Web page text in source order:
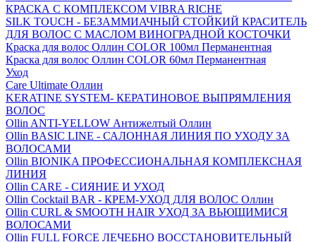
КРАСКА С КОМПЛЕКСОМ VIBRA RICHE
SILK TOUCH - БЕЗАММИАЧНЫЙ СТОЙКИЙ КРАСИТЕЛЬ
ДЛЯ ВОЛОС С МАСЛОМ ВИНОГРАДНОЙ КОСТОЧКИ
Краска для волос Оллин COLOR 100мл Перманентная
Краска для волос Оллин COLOR 60мл Перманентная
Уход
Care Ultimate Оллин
KERATINE SYSTEM- КЕРАТИНОВОЕ ВЫПРЯМЛЕНИЯ
ВОЛОС
Ollin ANTI-YELLOW Антижелтый Оллин
Ollin BASIC LINE - САЛОННАЯ ЛИНИЯ ПО УХОДУ ЗА
ВОЛОСАМИ
Ollin BIONIKA ПРОФЕССИОНАЛЬНАЯ КОМПЛЕКСНАЯ
ЛИНИЯ
Ollin CARE - СИЯНИЕ И УХОД
Ollin Cocktail BAR - КРЕМ-УХОД ДЛЯ ВОЛОС Оллин
Ollin CURL & SMOOTH HAIR УХОД ЗА ВЬЮЩИМИСЯ
ВОЛОСАМИ
Ollin FULL FORCE ЛЕЧЕБНО ВОССТАНОВИТЕЛЬНЫЙ